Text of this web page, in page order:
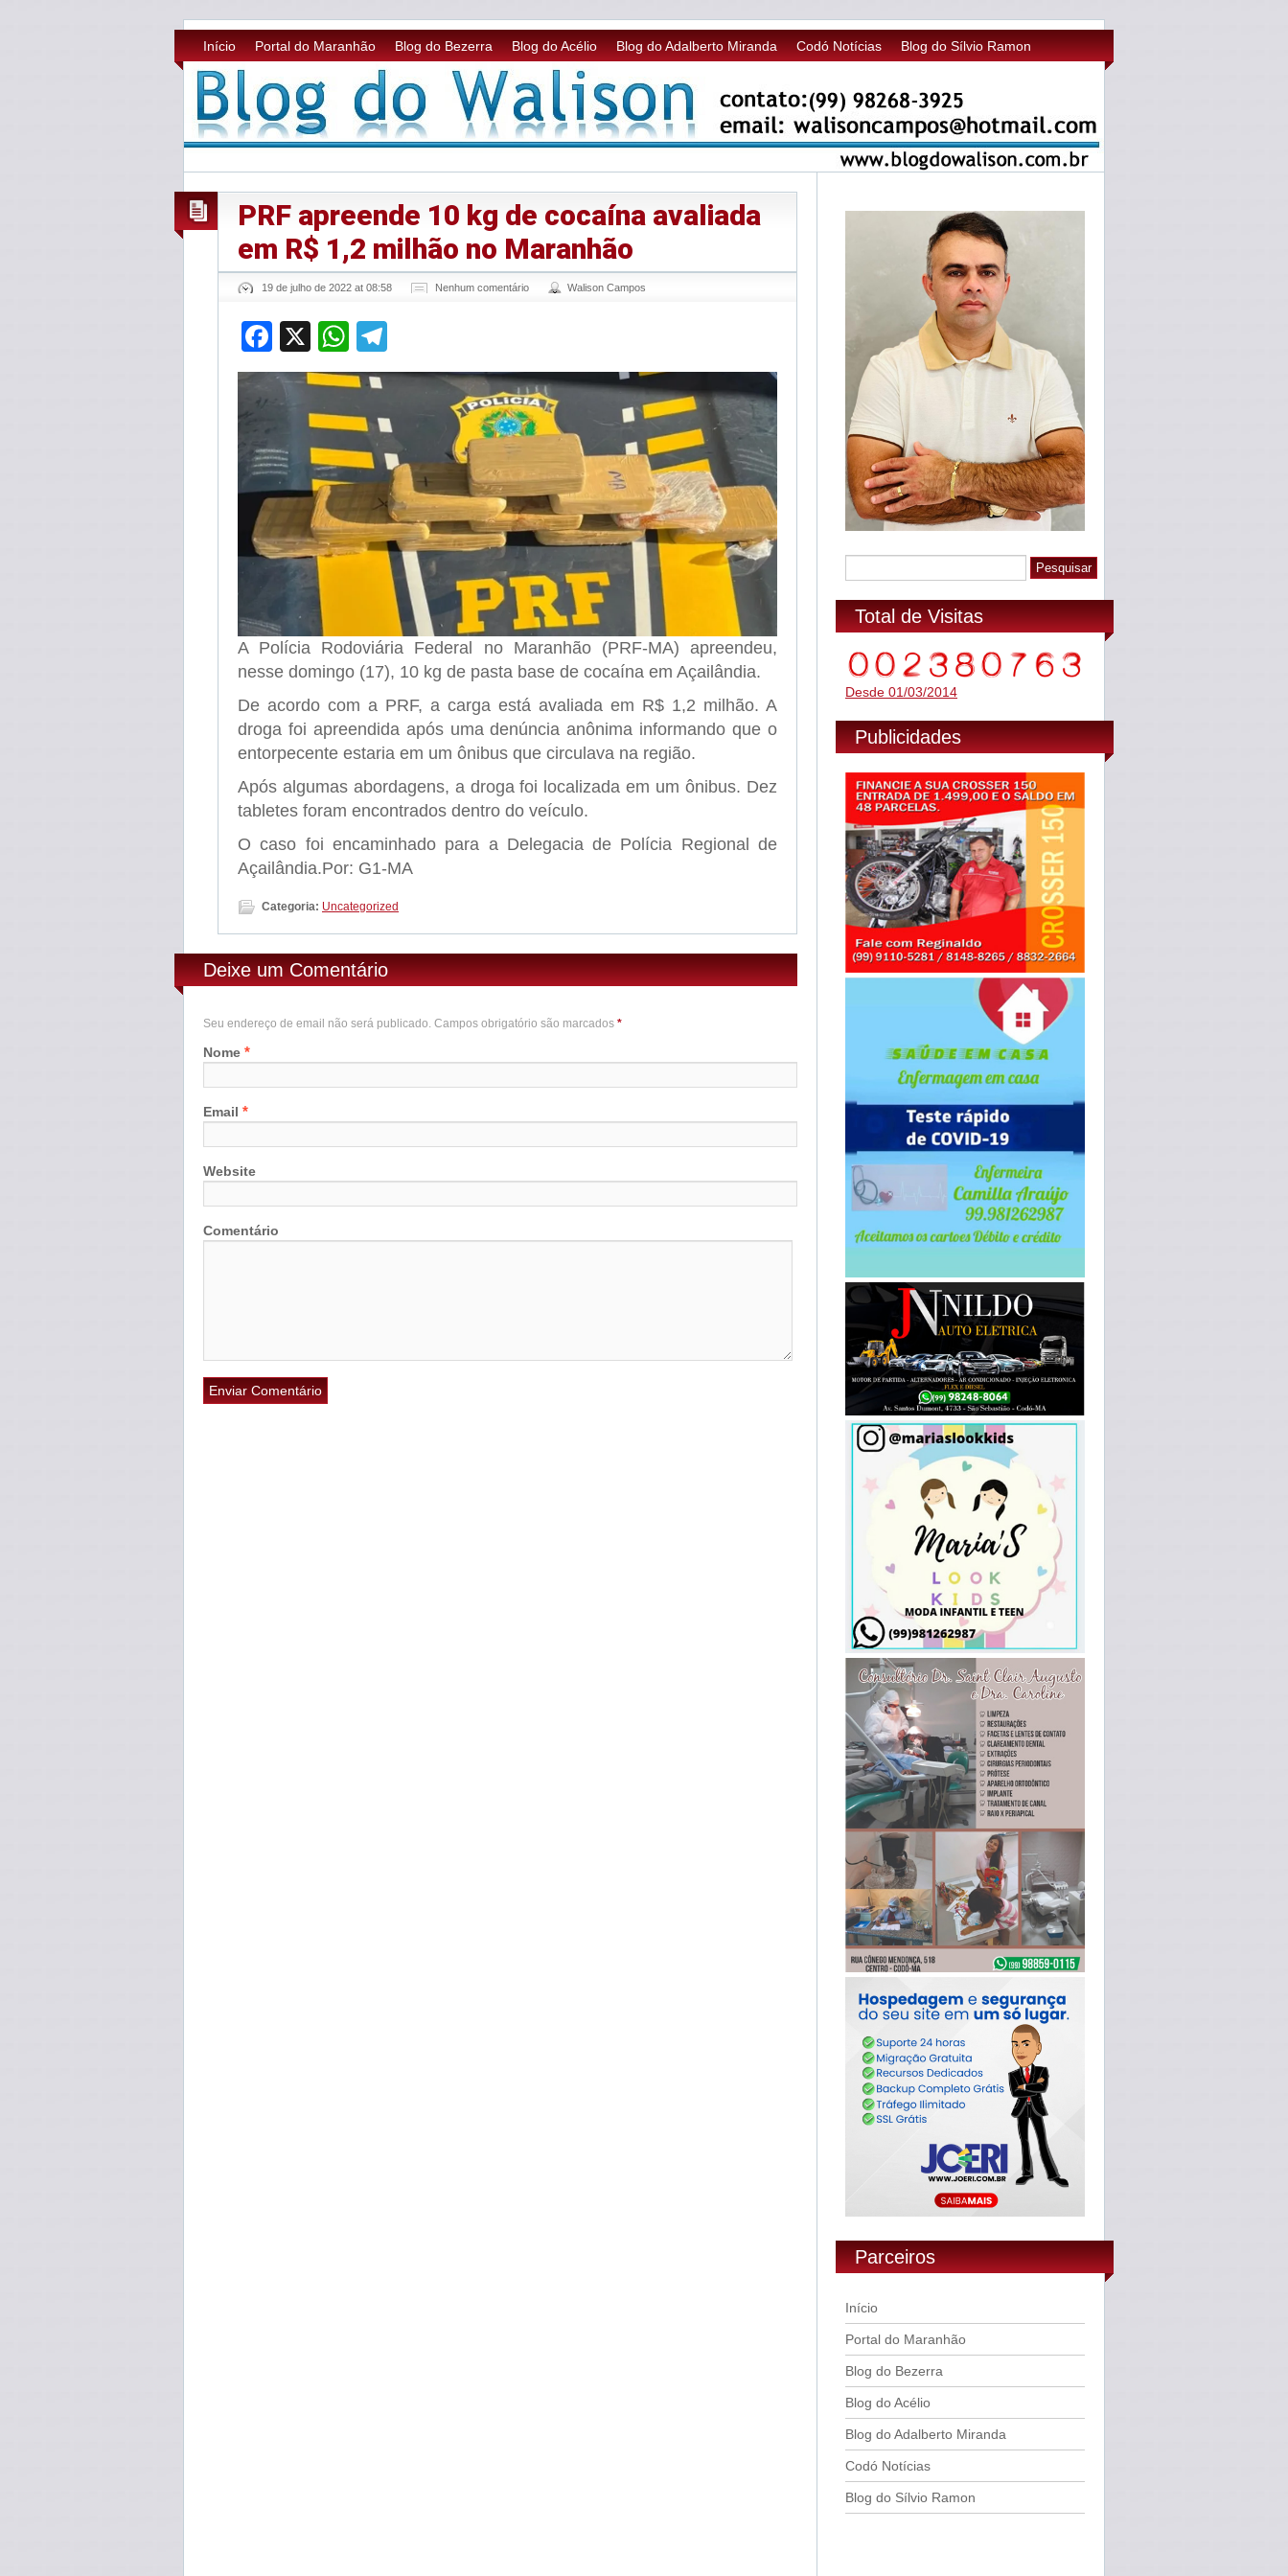
Início Portal do Maranhão Blog do Bezerra Blog do Acélio Blog do Adalberto Miranda Codó Notícias Blog do Sílvio Ramon
PRF apreende 10 kg de cocaína avaliada
em R$ 1,2 milhão no Maranhão
19 de julho de 2022 at 08:58 Nenhum comentário Walison Campos
Facebook
X WhatsApp
A Polícia Rodoviária Federal no Maranhão (PRF-MA) apreendeu,
nesse domingo (17), 10 kg de pasta base de cocaína em Açailândia.
De acordo com a PRF, a carga está avaliada em R$ 1,2 milhão. A
droga foi apreendida após uma denúncia anônima informando que o
entorpecente estaria em um ônibus que circulava na região.
Após algumas abordagens, a droga foi localizada em um ônibus. Dez
tabletes foram encontrados dentro do veículo.
O caso foi encaminhado para a Delegacia de Polícia Regional de
Açailândia.Por: G1-MA
Categoria: Uncategorized
Deixe um Comentário
Seu endereço de email não será publicado. Campos obrigatório são marcados *
Nome *
Email *
Website
Comentário
Total de Visitas
Desde 01/03/2014
Publicidades
Parceiros
Início
Portal do Maranhão
Blog do Bezerra
Blog do Acélio
Blog do Adalberto Miranda
Codó Notícias
Blog do Sílvio Ramon